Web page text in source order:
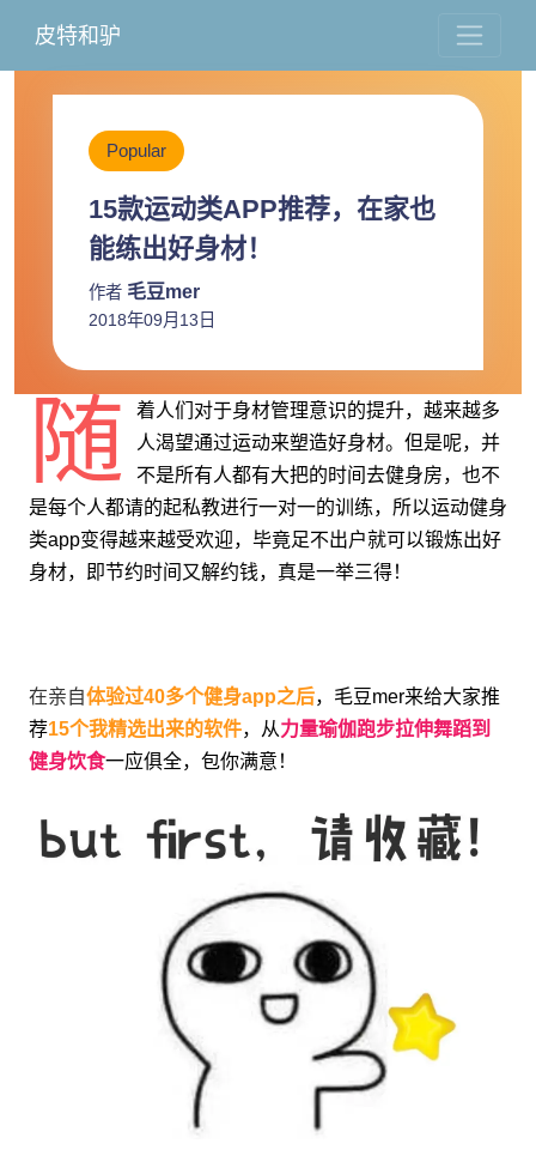
皮特和驴
Popular
15款运动类APP推荐，在家也
能练出好身材！
作者 毛豆mer
2018年09月13日
随
着人们对于身材管理意识的提升，越来越多
人渴望通过运动来塑造好身材。但是呢，并
不是所有人都有大把的时间去健身房，也不
是每个人都请的起私教进行一对一的训练，所以运动健身
类app变得越来越受欢迎，毕竟足不出户就可以锻炼出好
身材，即节约时间又解约钱，真是一举三得！
在亲自体验过40多个健身app之后，毛豆mer来给大家推
荐15个我精选出来的软件，从力量瑜伽跑步拉伸舞蹈到
健身饮食一应俱全，包你满意！